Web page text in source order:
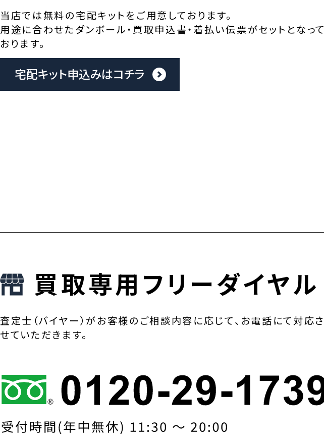
当店では無料の宅配キットをご用意しております。
用途に合わせたダンボール・買取申込書・着払い伝票がセットとなって
おります。
宅配キット申込みはコチラ
買取専用フリーダイヤル
査定士（バイヤー）がお客様のご相談内容に応じて、お電話にて対応さ
せていただきます。